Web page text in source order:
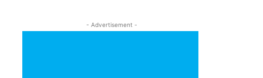
- Advertisement -